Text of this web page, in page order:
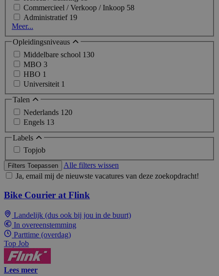
Commercieel / Verkoop / Inkoop 58
Administratief 19
Meer...
Opleidingsniveaus
Middelbare school 130
MBO 3
HBO 1
Universiteit 1
Talen
Nederlands 120
Engels 13
Labels
Topjob
Filters Toepassen
Alle filters wissen
Ja, email mij de nieuwste vacatures van deze zoekopdracht!
Bike Courier at Flink
Landelijk (dus ook bij jou in de buurt)
In overeenstemming
Parttime (overdag)
Top Job
Lees meer